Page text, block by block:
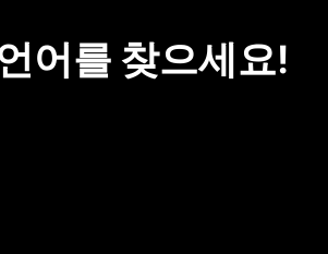
어를 찾으세요!